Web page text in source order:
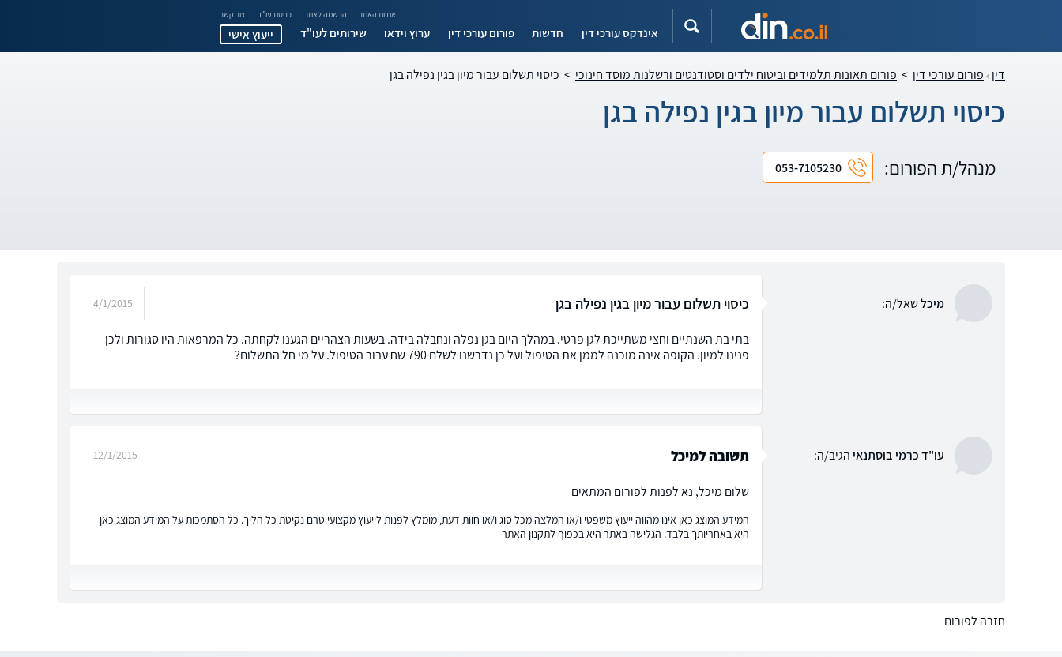
אודות האתר הרשמה לאתר כניסת עו"ד צור קשר
אינדקס עורכי דין חדשות פורום עורכי דין ערוץ וידאו שירותים לעו"ד ייעוץ אישי
דין פורום עורכי דין > פורום תאונות תלמידים וביטוח ילדים וסטודנטים ורשלנות מוסד חינוכי > כיסוי תשלום עבור מיון בגין נפילה בגן
כיסוי תשלום עבור מיון בגין נפילה בגן
מנהל/ת הפורום: 053-7105230
מיכלשאל/ה: כיסוי תשלום עבור מיון בגין נפילה בגן 4/1/2015
בתי בת השנתיים וחצי משתייכת לגן פרטי. במהלך היום בגן נפלה ונחבלה בידה. בשעות הצהריים הגענו לקחתה. כל המרפאות היו סגורות ולכן
פנינו למיון. הקופה אינה מוכנה לממן את הטיפול ועל כן נדרשנו לשלם 790 שח עבור הטיפול. על מי חל התשלום?
עו"ד כרמי בוסתנאי הגיב/ה: תשובה למיכל 12/1/2015
שלום מיכל, נא לפנות לפורום המתאים
המידע המוצג כאן אינו מהווה ייעוץ משפטי ו/או המלצה מכל סוג ו/או חוות דעת, מומלץ לפנות לייעוץ מקצועי טרם נקיטת כל הליך. כל הסתמכות על המידע המוצג כאן
היא באחריותך בלבד. הגלישה באתר היא בכפוף לתקנון האתר
חזרה לפורום